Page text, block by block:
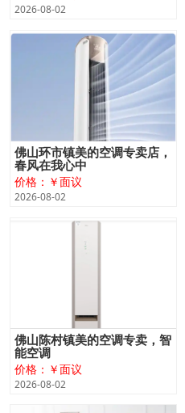
2026-08-02
佛山环市镇美的空调专卖店，
春风在我心中
价格：￥面议
2026-08-02
佛山陈村镇美的空调专卖，智
能空调
价格：￥面议
2026-08-02